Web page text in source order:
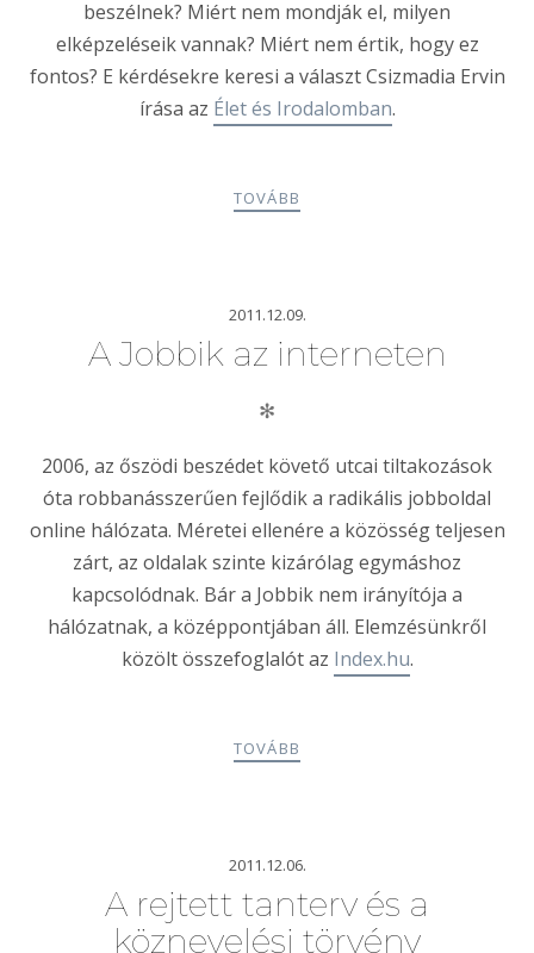
beszélnek? Miért nem mondják el, milyen
elképzeléseik vannak? Miért nem értik, hogy ez
fontos? E kérdésekre keresi a választ Csizmadia Ervin
írása az Élet és Irodalomban.
TOVÁBB
2011.12.09.
A Jobbik az interneten
✻
2006, az őszödi beszédet követő utcai tiltakozások
óta robbanásszerűen fejlődik a radikális jobboldal
online hálózata. Méretei ellenére a közösség teljesen
zárt, az oldalak szinte kizárólag egymáshoz
kapcsolódnak. Bár a Jobbik nem irányítója a
hálózatnak, a középpontjában áll. Elemzésünkről
közölt összefoglalót az Index.hu.
TOVÁBB
2011.12.06.
A rejtett tanterv és a
köznevelési törvény